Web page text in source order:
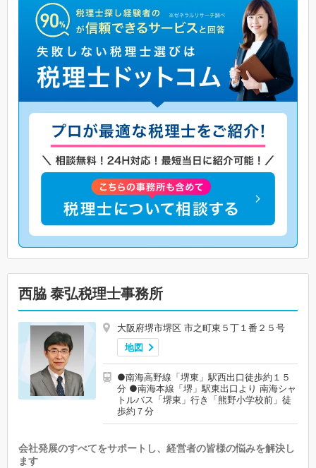
西脇 泰弘税理士事務所
大阪府堺市堺区 市之町東５丁１番２５号
地図
●南海高野線「堺東」駅西出口徒歩約１５
分 ●南海本線「堺」駅東出口より 南海シャ
トルバス「堺東」行き「熊野小学校前」徒
歩約７分
会社発展のすべてをサポートし、経営者の皆様の悩みを解決し
ます